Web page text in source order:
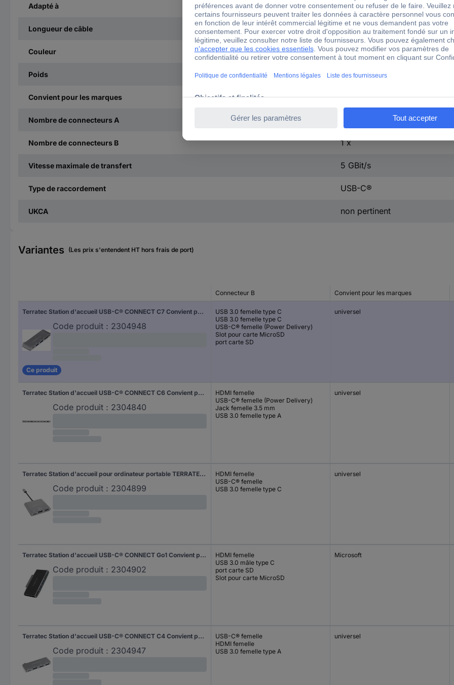
Adapté à Notebook
Longueur de câble 0 m
Couleur gris
Poids 0.09
Convient pour les marques universel
Nombre de connecteurs A
Nombre de connecteurs B 1 x
Vitesse maximale de transfert 5 GBit/s
Type de raccordement USB-C®
UKCA non pertinent
Variantes (Les prix s'entendent HT hors frais de port)
Connecteur B Convient pour les marques
Terratec Station d'accueil USB-C® CONNECT C7 Convient pour les marques: universel
Code produit : 2304948
Ce produit
USB 3.0 femelle type C
USB 3.0 femelle type C
USB-C® femelle (Power Delivery)
Slot pour carte MicroSD
port carte SD
universel
Terratec Station d'accueil USB-C® CONNECT C6 Convient pour les marques: universel
Code produit : 2304840
HDMI femelle
USB-C® femelle (Power Delivery)
Jack femelle 3.5 mm
USB 3.0 femelle type A
universel
Terratec Station d'accueil pour ordinateur portable TERRATEC CONNECT C3 - Externer Videoadapter - USB-C Convient pour les marques: universel
Code produit : 2304899
HDMI femelle
USB-C® femelle
USB 3.0 femelle type C
universel
Terratec Station d'accueil USB-C® CONNECT Go1 Convient pour les marques: Microsoft
Code produit : 2304902
HDMI femelle
USB 3.0 mâle type C
port carte SD
Slot pour carte MicroSD
Microsoft
Terratec Station d'accueil USB-C® CONNECT C4 Convient pour les marques: universel
Code produit : 2304947
USB-C® femelle
HDMI femelle
USB 3.0 femelle type A
universel